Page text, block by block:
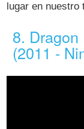
lugar en nuestro
8.
(2011 -